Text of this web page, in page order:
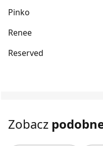
Pinko
Renee
Reserved
Zobacz